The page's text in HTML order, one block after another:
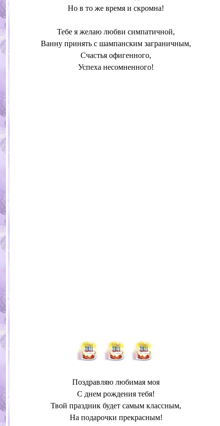
Но в то же время и скромна!
Тебе я желаю любви симпатичной,
Ванну принять с шампанским заграничным,
Счастья офигенного,
Успеха несомненного!
Поздравляю любимая моя
С днем рождения тебя!
Твой праздник будет самым классным,
На подарочки прекрасным!